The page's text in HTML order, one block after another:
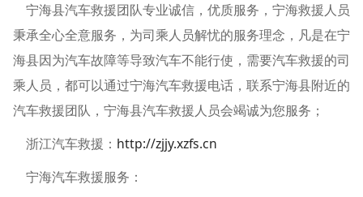
宁海县汽车救援团队专业诚信，优质服务，宁海救援人员
秉承全心全意服务，为司乘人员解忧的服务理念，凡是在宁
海县因为汽车故障等导致汽车不能行使，需要汽车救援的司
乘人员，都可以通过宁海汽车救援电话，联系宁海县附近的
汽车救援团队，宁海县汽车救援人员会竭诚为您服务；
浙江汽车救援： http://zjjy.xzfs.cn
宁海汽车救援服务：